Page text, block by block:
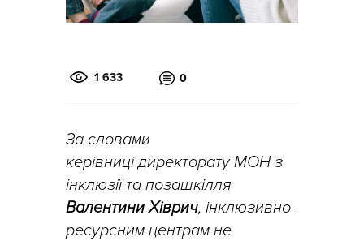
1 633 0
За словами
керівниці директорату МОН з
інклюзії та позашкілля
Валентини Хіврич, інклюзивно-
ресурсним центрам не